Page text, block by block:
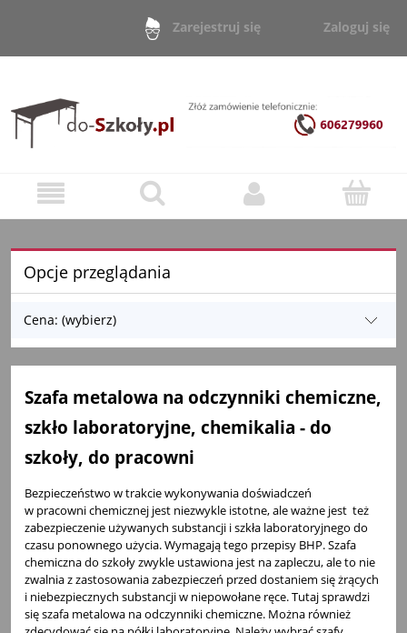
Zarejestruj się Zaloguj się
Opcje przeglądania
Cena: (wybierz)
Szafa metalowa na odczynniki chemiczne,
szkło laboratoryjne, chemikalia - do
szkoły, do pracowni
Bezpieczeństwo w trakcie wykonywania doświadczeń
w pracowni chemicznej jest niezwykle istotne, ale ważne jest też
zabezpieczenie używanych substancji i szkła laboratoryjnego do
czasu ponownego użycia. Wymagają tego przepisy BHP. Szafa
chemiczna do szkoły zwykle ustawiona jest na zapleczu, ale to nie
zwalnia z zastosowania zabezpieczeń przed dostaniem się żrących
i niebezpiecznych substancji w niepowołane ręce. Tutaj sprawdzi
się szafa metalowa na odczynniki chemiczne. Można również